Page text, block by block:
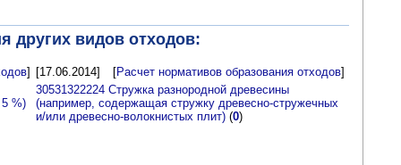
других видов отходов:
]
%)
[17.06.2014] [Расчет нормативов образования отходов]
30531322224 Стружка разнородной древесины
(например, содержащая стружку древесно-стружечных
и/или древесно-волокнистых плит) (0)